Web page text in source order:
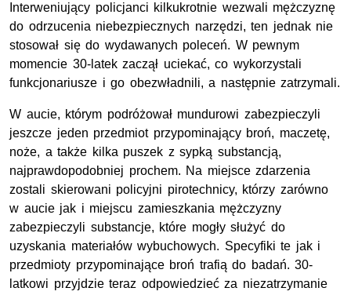
Interweniujący policjanci kilkukrotnie wezwali mężczyznę
do odrzucenia niebezpiecznych narzędzi, ten jednak nie
stosował się do wydawanych poleceń. W pewnym
momencie 30-latek zaczął uciekać, co wykorzystali
funkcjonariusze i go obezwładnili, a następnie zatrzymali.
W aucie, którym podróżował mundurowi zabezpieczyli
jeszcze jeden przedmiot przypominający broń, maczetę,
noże, a także kilka puszek z sypką substancją,
najprawdopodobniej prochem. Na miejsce zdarzenia
zostali skierowani policyjni pirotechnicy, którzy zarówno
w aucie jak i miejscu zamieszkania mężczyzny
zabezpieczyli substancje, które mogły służyć do
uzyskania materiałów wybuchowych. Specyfiki te jak i
przedmioty przypominające broń trafią do badań. 30-
latkowi przyjdzie teraz odpowiedzieć za niezatrzymanie